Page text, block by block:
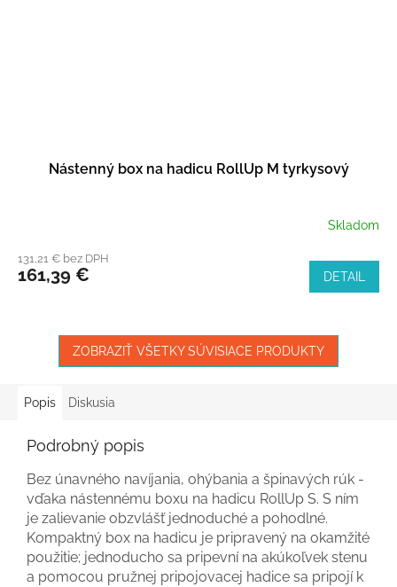
Nástenný box na hadicu RollUp M tyrkysový
Skladom
131,21 € bez DPH
161,39 € DETAIL
ZOBRAZIŤ VŠETKY SÚVISIACE PRODUKTY
Popis Diskusia
Podrobný popis
Bez únavného navíjania, ohýbania a špinavých rúk -
vďaka nástennému boxu na hadicu RollUp S. S ním
je zalievanie obzvlášť jednoduché a pohodlné.
Kompaktný box na hadicu je pripravený na okamžité
použitie; jednoducho sa pripevní na akúkoľvek stenu
a pomocou pružnej pripojovacej hadice sa pripojí k